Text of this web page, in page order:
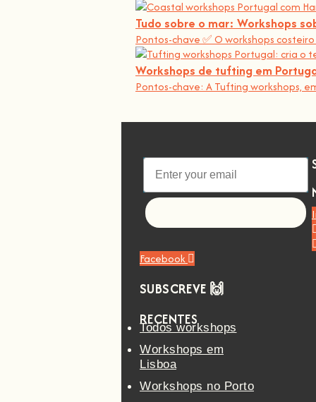
Tudo sobre o mar: Workshops
Pontos-chave ✅ O workshops
Workshops de tufting em
Pontos-chave: A Tufting workshops,
Facebook
SUBSCREVE 🙌
RECENTES
Todos workshops
Workshops em
Lisboa
Workshops no Porto